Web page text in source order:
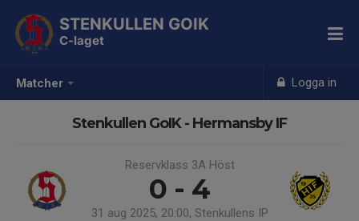
Matcher Logga in
STENKULLEN GOIK
C-laget
Stenkullen GoIK - Hermansby IF
Reservklass 3A Höst
0 - 4
31 aug 2025, 20:00, Stenkullens IP